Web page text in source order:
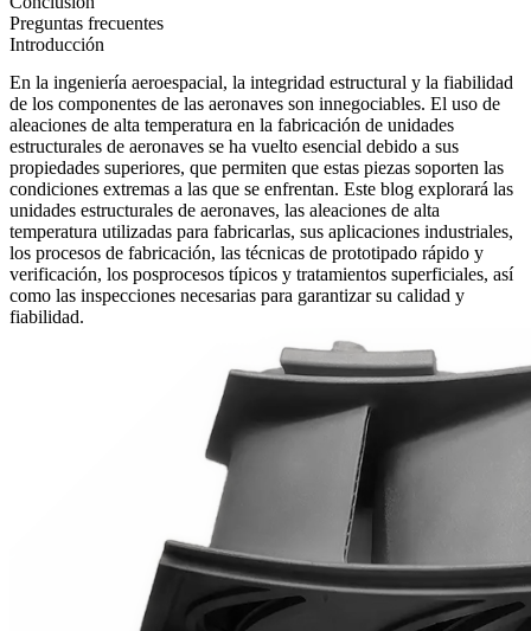
Preguntas frecuentes
Introducción
En la ingeniería aeroespacial, la integridad estructural y la fiabilidad
de los componentes de las aeronaves son innegociables. El uso de
aleaciones de alta temperatura en la fabricación de unidades
estructurales de aeronaves se ha vuelto esencial debido a sus
propiedades superiores, que permiten que estas piezas soporten las
condiciones extremas a las que se enfrentan. Este blog explorará las
unidades estructurales de aeronaves, las aleaciones de alta
temperatura utilizadas para fabricarlas, sus aplicaciones industriales,
los procesos de fabricación, las técnicas de prototipado rápido y
verificación, los posprocesos típicos y tratamientos superficiales, así
como las inspecciones necesarias para garantizar su calidad y
fiabilidad.